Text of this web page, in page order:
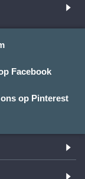
Facebook
op Pinterest